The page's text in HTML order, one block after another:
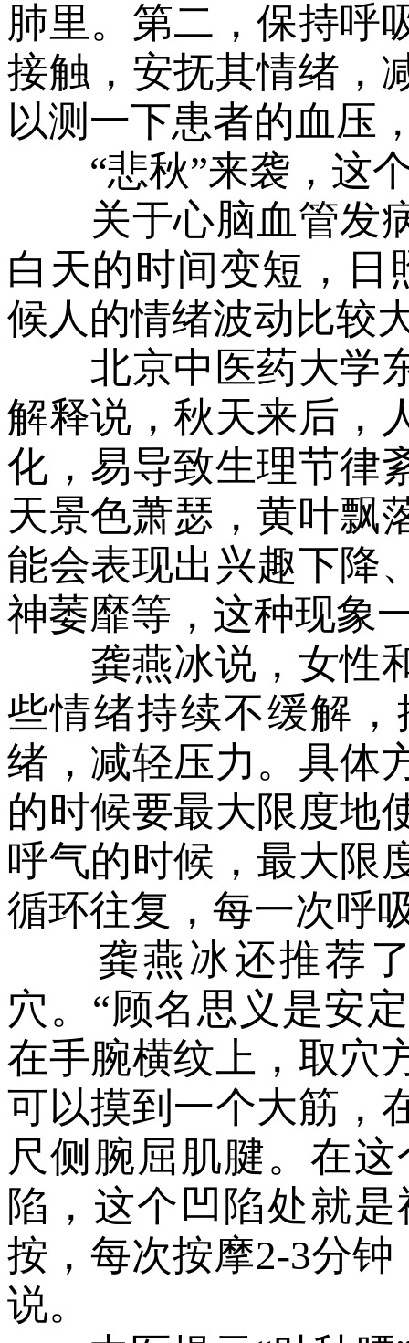
肺里。第二，保持呼
接触，安抚其情绪，
以测一下患者的血压
“悲秋”来袭，这个
关于心脑血管发病
白天的时间变短，日
候人的情绪波动比较
北京中医药大学东
解释说，秋天来后，
化，易导致生理节律
天景色萧瑟，黄叶飘
能会表现出兴趣下降
神萎靡等，这种现象
龚燕冰说，女性和
些情绪持续不缓解
绪，减轻压力。具体
的时候要最大限度地
呼气的时候，最大限
循环往复，每一次呼
龚燕冰还推荐了
穴。“顾名思义是安
在手腕横纹上，取穴
可以摸到一个大筋，
尺侧腕屈肌腱。在
陷，这个凹陷处就
按，每次按摩2-3分
说。